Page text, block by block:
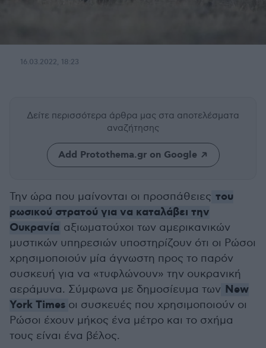
16.03.2022, 18:23
Δείτε περισσότερα άρθρα μας στα αποτελέσματα
αναζήτησης
Add Protothema.gr on Google
Την ώρα που μαίνονται οι προσπάθειες του
ρωσικού στρατού για να καταλάβει την
Ουκρανία αξιωματούχοι των αμερικανικών
μυστικών υπηρεσιών υποστηρίζουν ότι οι Ρώσοι
χρησιμοποιούν μία άγνωστη προς το παρόν
συσκευή για να «τυφλώνουν» την ουκρανική
αεράμυνα. Σύμφωνα με δημοσίευμα των New
York Times οι συσκευές που χρησιμοποιούν οι
Ρώσοι έχουν μήκος ένα μέτρο και το σχήμα
τους είναι ένα βέλος.